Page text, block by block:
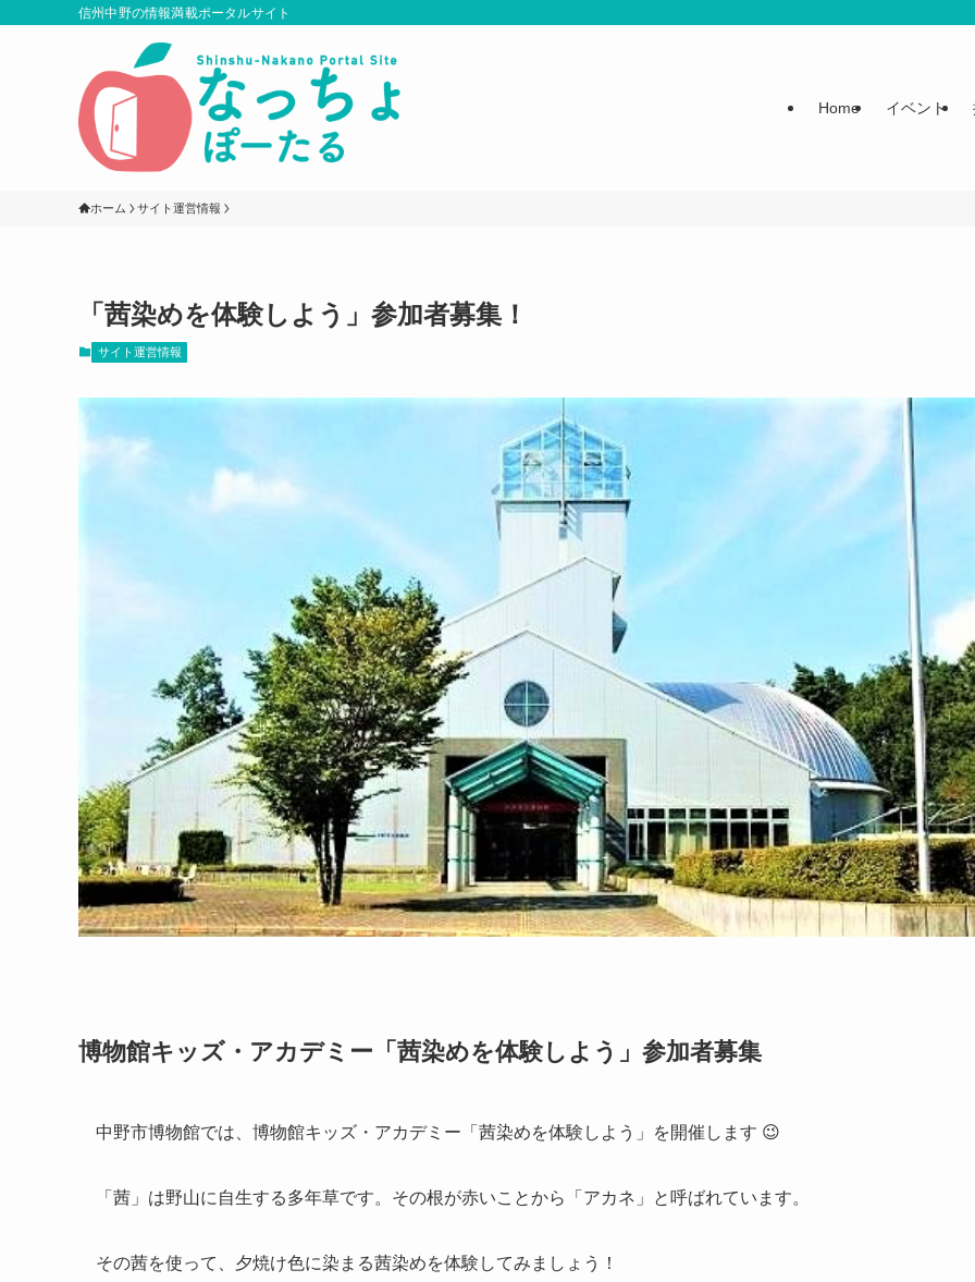
信州中野の情報満載ポータルサイト
Home イベント
ホーム サイト運営情報
「茜染めを体験しよう」参加者募集！
サイト運営情報
博物館キッズ・アカデミー「茜染めを体験しよう」参加者募集
中野市博物館では、博物館キッズ・アカデミー「茜染めを体験しよう」を開催します 😉
「茜」は野山に自生する多年草です。その根が赤いことから「アカネ」と呼ばれています。
その茜を使って、夕焼け色に染まる茜染めを体験してみましょう！